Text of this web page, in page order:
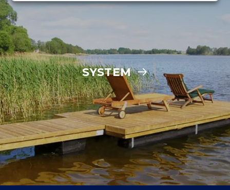
SYSTEM